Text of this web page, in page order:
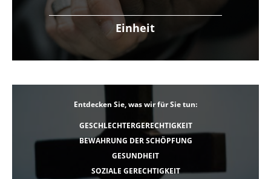
Einheit
Entdecken Sie, was wir für Sie tun:
GESCHLECHTERGERECHTIGKEIT
BEWAHRUNG DER SCHÖPFUNG
GESUNDHEIT
SOZIALE GERECHTIGKEIT